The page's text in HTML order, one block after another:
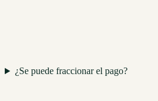
¿Se puede fraccionar el pago?